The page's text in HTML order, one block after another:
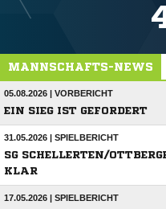
MANNSCHAFTS-NEWS
05.08.2026 | VORBERICHT
EIN SIEG IST GEFORDERT
31.05.2026 | SPIELBERICHT
SG SCHELLERTEN/
KLAR
17.05.2026 | SPIELBERICHT